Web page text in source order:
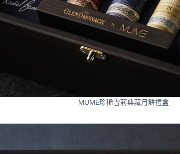
MUME珍稀雪莉典藏月餅禮盒